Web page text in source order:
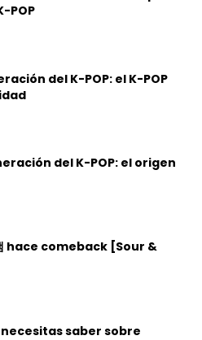
POP
del K-POP: el K-POP
del K-POP: el origen
hace comeback [Sour &
saber sobre